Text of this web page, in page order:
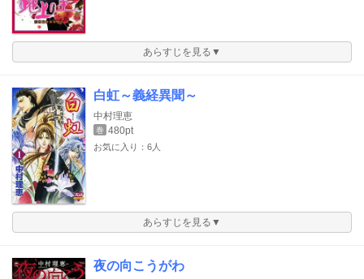
あらすじを見る▼
白虹～義経異聞～
中村理恵
巻 480pt
お気に入り：6人
あらすじを見る▼
夜の向こうがわ